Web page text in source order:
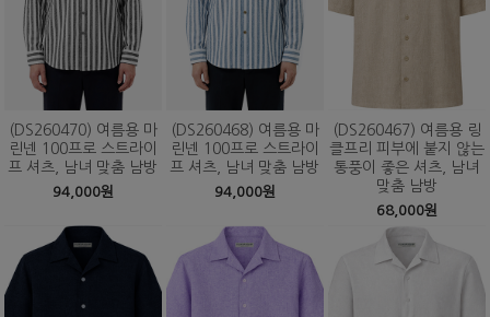
(DS260470) 여름용 마
린넨 100프로 스트라이
프 셔츠, 남녀 맞춤 남방
94,000원
(DS260468) 여름용 마
린넨 100프로 스트라이
프 셔츠, 남녀 맞춤 남방
94,000원
(DS260467) 여름용 링
클프리 피부에 붙지 않는
통풍이 좋은 셔츠, 남녀
맞춤 남방
68,000원